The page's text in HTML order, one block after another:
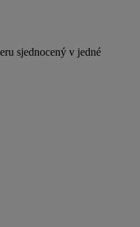
sjednocený v jedné